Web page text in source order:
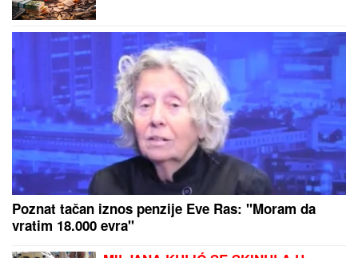
Poznat tačan iznos penzije Eve Ras: "Moram da
vratim 18.000 evra"